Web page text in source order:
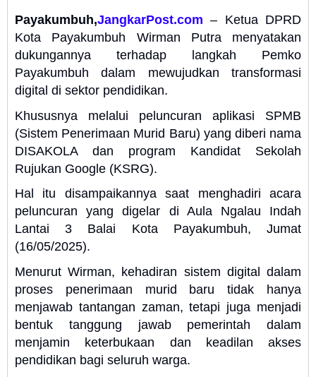
Payakumbuh,JangkarPost.com – Ketua DPRD
Kota Payakumbuh Wirman Putra menyatakan
dukungannya terhadap langkah Pemko
Payakumbuh dalam mewujudkan transformasi
digital di sektor pendidikan.
Khususnya melalui peluncuran aplikasi SPMB
(Sistem Penerimaan Murid Baru) yang diberi nama
DISAKOLA dan program Kandidat Sekolah
Rujukan Google (KSRG).
Hal itu disampaikannya saat menghadiri acara
peluncuran yang digelar di Aula Ngalau Indah
Lantai 3 Balai Kota Payakumbuh, Jumat
(16/05/2025).
Menurut Wirman, kehadiran sistem digital dalam
proses penerimaan murid baru tidak hanya
menjawab tantangan zaman, tetapi juga menjadi
bentuk tanggung jawab pemerintah dalam
menjamin keterbukaan dan keadilan akses
pendidikan bagi seluruh warga.